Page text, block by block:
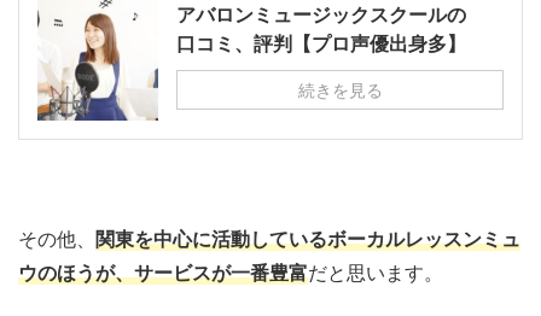
アバロンミュージックスクールの
口コミ、評判【プロ声優出身多】
続きを見る
その他、 関東を中心に活動しているボーカルレッスンミュ
ウのほうが、サービスが一番豊富だと思います。